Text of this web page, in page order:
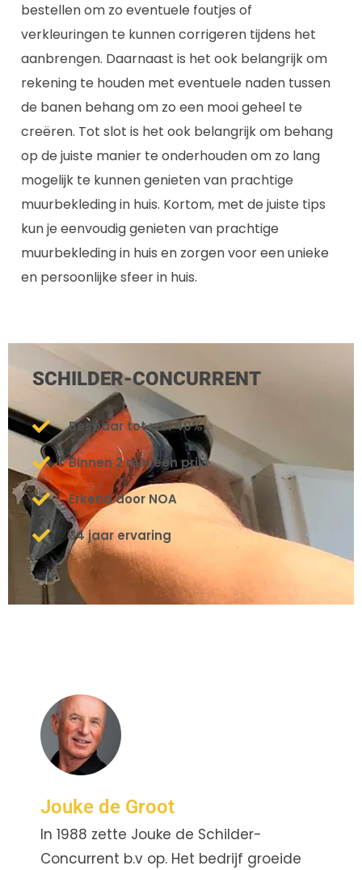
bestellen om zo eventuele foutjes of
verkleuringen te kunnen corrigeren tijdens het
aanbrengen. Daarnaast is het ook belangrijk om
rekening te houden met eventuele naden tussen
de banen behang om zo een mooi geheel te
creëren. Tot slot is het ook belangrijk om behang
op de juiste manier te onderhouden om zo lang
mogelijk te kunnen genieten van prachtige
muurbekleding in huis. Kortom, met de juiste tips
kun je eenvoudig genieten van prachtige
muurbekleding in huis en zorgen voor een unieke
en persoonlijke sfeer in huis.
SCHILDER-CONCURRENT
Bespaar tot wel 40%
Binnen 2 min een prijs
Erkend door NOA
34 jaar ervaring
Jouke de Groot
In 1988 zette Jouke de Schilder-
Concurrent b.v op. Het bedrijf groeide